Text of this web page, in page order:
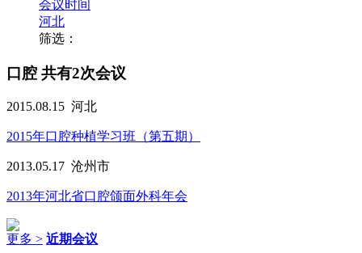
会议时间
河北
筛选：
口腔 共有2次会议
2015.08.15 河北
2015年口腔种植学习班（第五期）
2013.05.17 沧州市
2013年河北省口腔颌面外科年会
更多 > 近期会议